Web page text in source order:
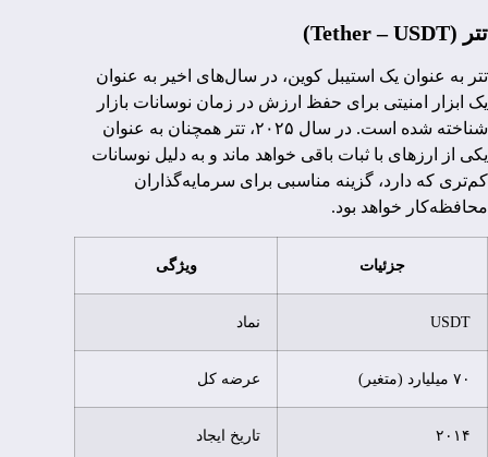
تتر (Tether – USDT)
تتر به عنوان یک استیبل کوین، در سال‌های اخیر به عنوان
یک ابزار امنیتی برای حفظ ارزش در زمان نوسانات بازار
شناخته شده است. در سال ۲۰۲۵، تتر همچنان به عنوان
یکی از ارزهای با ثبات باقی خواهد ماند و به دلیل نوسانات
کم‌تری که دارد، گزینه مناسبی برای سرمایه‌گذاران
محافظه‌کار خواهد بود.
جزئیات ویژگی
USDT نماد
۷۰ میلیارد (متغیر) عرضه کل
۲۰۱۴ تاریخ ایجاد